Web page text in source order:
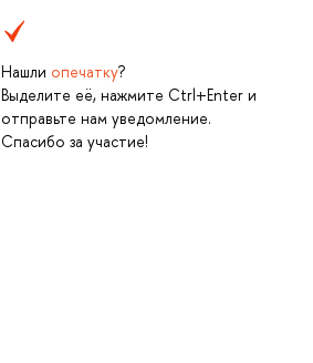
Нашли опечатку?
Выделите её, нажмите Ctrl+Enter и
отправьте нам уведомление.
Спасибо за участие!